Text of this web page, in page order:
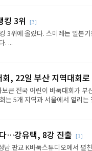
킹 3위 [3]
3위에 올랐다. 스미레는 일본
. ...
, 22일 부산 지역대회
콘 전국 어린이 바둑대회가 부
는 5개 지역과 서울에서 열리는
…강유택, 8강 진출 [1]
남 판교 K바둑스튜디오에서 펼